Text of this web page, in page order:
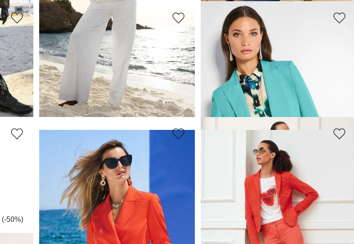
(-43%)
MADELEINE
Blazer
209,95 € 389,95 €
MADELEINE
Blazer d’été avec lin
89,95 €299,95 €
Meilleur prix sous 30 jours**: 119,95 €
(-50%)
MADELEINE
Blouson
199,95 €299,95 €
Meilleur prix sous 30 jours**: 209,95 € (-4%)
MADELEINE
169,95 €
Meilleur prix sous 30 jours**: 129,95 €